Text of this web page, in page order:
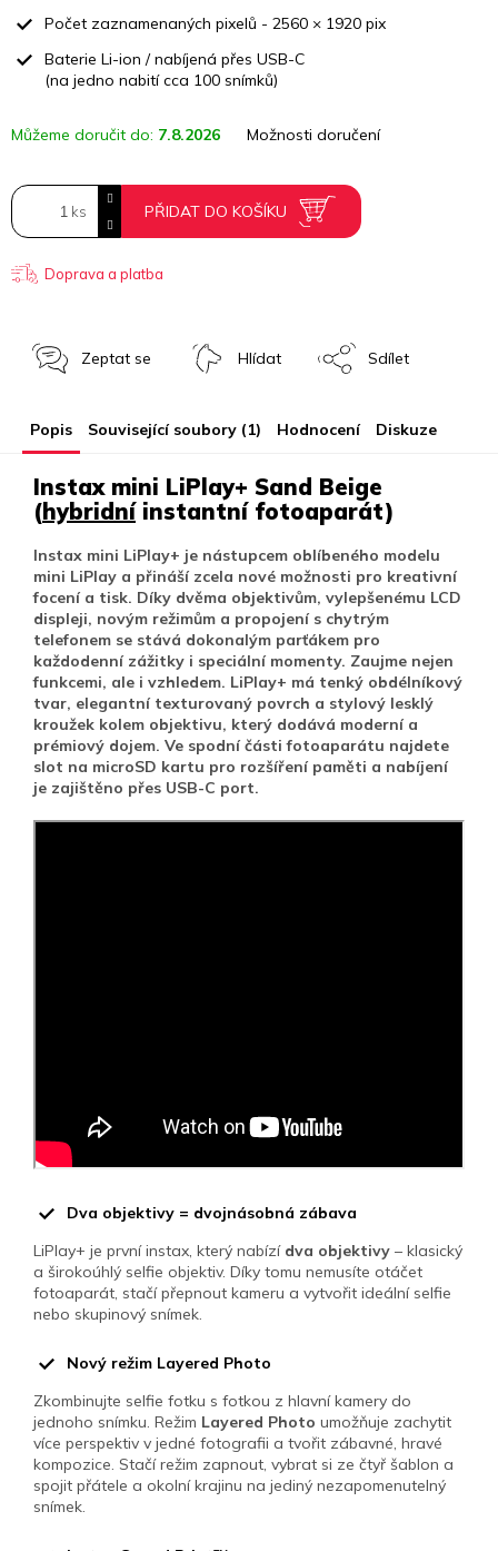
Můžeme doručit do: 7.8.2026 Možnosti doručení
PŘIDAT DO KOŠÍKU
Počet zaznamenaných pixelů - 2560 × 1920 pix
Baterie Li-ion / nabíjená přes USB-C
(na jedno nabití cca 100 snímků)
Doprava a platba
Zeptat se Hlídat Sdílet
Popis Související soubory (1) Hodnocení Diskuze
Instax mini LiPlay+ Sand Beige
(hybridníinstantní fotoaparát)
Instax mini LiPlay+ je nástupcem oblíbeného modelu
mini LiPlay a přináší zcela nové možnosti pro kreativní
focení a tisk. Díky dvěma objektivům, vylepšenému LCD
displeji, novým režimům a propojení s chytrým
telefonem se stává dokonalým parťákem pro
každodenní zážitky i speciální momenty. Zaujme nejen
funkcemi, ale i vzhledem. LiPlay+ má tenký obdélníkový
tvar, elegantní texturovaný povrch a stylový lesklý
kroužek kolem objektivu, který dodává moderní a
prémiový dojem. Ve spodní části fotoaparátu najdete
slot na microSD kartu pro rozšíření paměti a nabíjení
je zajištěno přes USB-C port.
Dva objektivy = dvojnásobná zábava
LiPlay+ je první instax, který nabízí dva objektivy – klasický
a širokoúhlý selfie objektiv. Díky tomu nemusíte otáčet
fotoaparát, stačí přepnout kameru a vytvořit ideální selfie
nebo skupinový snímek.
Nový režim Layered Photo
Zkombinujte selfie fotku s fotkou z hlavní kamery do
jednoho snímku. Režim Layered Photo umožňuje zachytit
více perspektiv v jedné fotografii a tvořit zábavné, hravé
kompozice. Stačí režim zapnout, vybrat si ze čtyř šablon a
spojit přátele a okolní krajinu na jediný nezapomenutelný
snímek.